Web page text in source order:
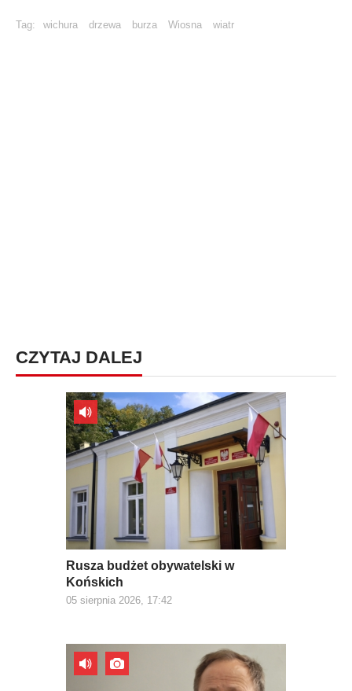
Tag: wichura drzewa burza Wiosna wiatr
CZYTAJ DALEJ
Rusza budżet obywatelski w
Końskich
05 sierpnia 2026, 17:42